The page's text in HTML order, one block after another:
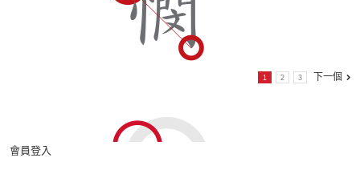
1 2 3 下一個
會員登入